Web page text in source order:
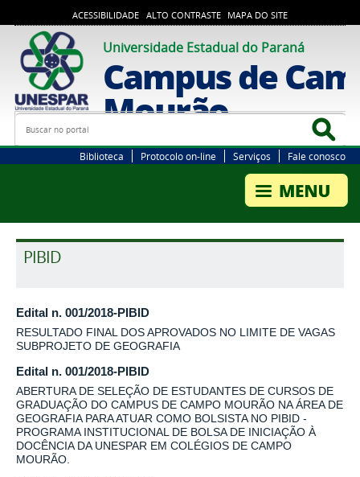
ACESSIBILIDADE ALTO CONTRASTE MAPA DO SITE
Universidade Estadual do Paraná
Campus de
Mourão
Busca
Biblioteca Protocolo on-line Serviços Fale conosco
PIBID
Edital n. 001/2018-PIBID
RESULTADO FINAL DOS APROVADOS NO LIMITE DE VAGAS
SUBPROJETO DE GEOGRAFIA
Edital n. 001/2018-PIBID
ABERTURA DE SELEÇÃO DE ESTUDANTES DE CURSOS DE
GRADUAÇÃO DO CAMPUS DE CAMPO MOURÃO NA ÁREA DE
GEOGRAFIA PARA ATUAR COMO BOLSISTA NO PIBID -
PROGRAMA INSTITUCIONAL DE BOLSA DE INICIAÇÃO À
DOCÊNCIA DA UNESPAR EM COLÉGIOS DE CAMPO
MOURÃO.